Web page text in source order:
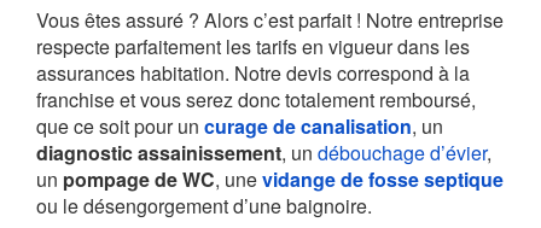
Vous êtes assuré ? Alors c’est parfait ! Notre entreprise
respecte parfaitement les tarifs en vigueur dans les
assurances habitation. Notre devis correspond à la
franchise et vous serez donc totalement remboursé,
que ce soit pour un curage de canalisation, un
diagnostic assainissement, un débouchage d’évier,
un pompage de WC, unevidange de fosse septique
ou le désengorgement d’une baignoire.